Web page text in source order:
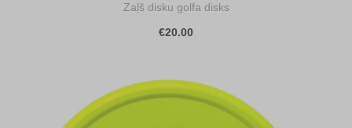
Zaļš disku golfa disks
€20.00